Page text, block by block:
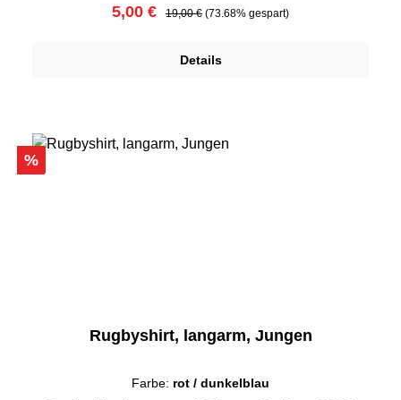
Verkaufspreis:
5,00 € Regulärer Preis:
19,00 € (73.68% gespart)
Details
Rabatt
%
Rugbyshirt, langarm, Jungen
Farbe: rot / dunkelblau